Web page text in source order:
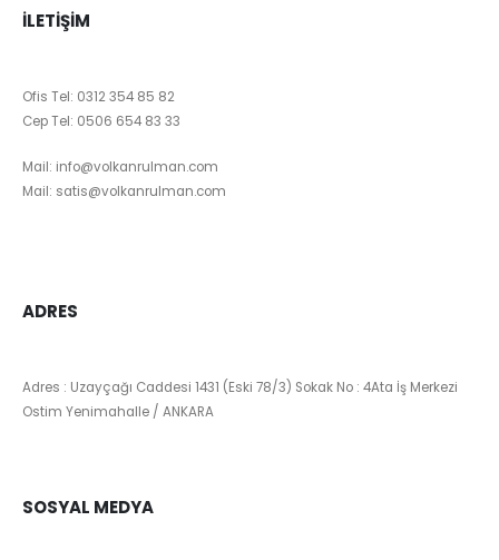
İLETIŞIM
Ofis Tel: 0312 354 85 82
Cep Tel: 0506 654 83 33
Mail: info@volkanrulman.com
Mail: satis@volkanrulman.com
ADRES
Adres : Uzayçağı Caddesi 1431 (Eski 78/3) Sokak No : 4Ata İş Merkezi
Ostim Yenimahalle / ANKARA
SOSYAL MEDYA